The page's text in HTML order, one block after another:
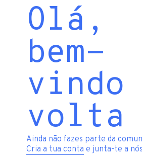
Olá,
bem-
vindo
volta
Ainda não fazes parte da
Cria a tua conta e junta-te a